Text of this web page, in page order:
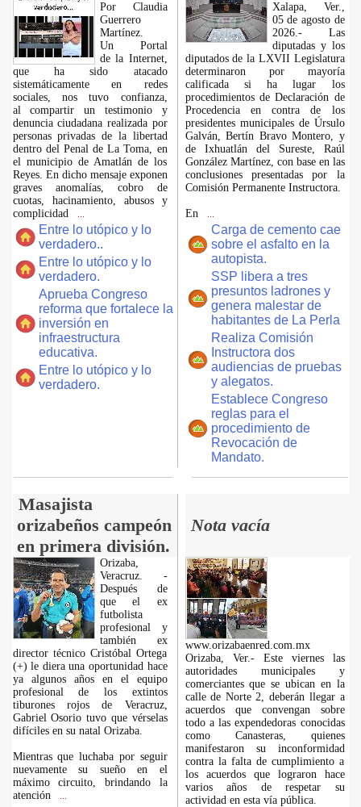
Por Claudia
Guerrero
Martínez.
​Un Portal
de la Internet,
que ha sido atacado
sistemáticamente en redes
sociales, nos tuvo confianza,
al compartir un testimonio y
denuncia ciudadana realizada por
personas privadas de la libertad
dentro del Penal de La Toma, en
el municipio de Amatlán de los
Reyes. En dicho mensaje exponen
graves anomalías, cobro de
cuotas, hacinamiento, abusos y
complicidad
Entre lo utópico y lo
verdadero..
Entre lo utópico y lo
verdadero.
Aprueba Congreso
reforma que fortalece la
inversión en
infraestructura
educativa.
Entre lo utópico y lo
verdadero.
Xalapa, Ver.,
05 de agosto de
2026.- Las
diputadas y los
diputados de la LXVII Legislatura
determinaron por mayoría
calificada si ha lugar los
procedimientos de Declaración de
Procedencia en contra de los
presidentes municipales de Úrsulo
Galván, Bertín Bravo Montero, y
de Ixhuatlán del Sureste, Raúl
González Martínez, con base en las
conclusiones presentadas por la
Comisión Permanente Instructora.
En
Carga de cemento cae
sobre el asfalto en la
autopista.
SSP libera a tres
presuntos ladrones y
genera malestar de
habitantes de La Perla
Realiza Comisión
Instructora dos
audiencias de pruebas
y alegatos.
Establece Congreso
reglas para el
procedimiento de
Revocación de
Mandato.
Masajista
orizabeños campeón
en primera división.
Nota vacía
Orizaba,
Veracruz. -
Después de
que el ex
futbolista
profesional y
también ex
director técnico Cristóbal Ortega
(+) le diera una oportunidad hace
ya algunos años en el equipo
profesional de los extintos
tiburones rojos de Veracruz,
Gabriel Osorio tuvo que vérselas
difíciles en su natal Orizaba.
Mientras que luchaba por seguir
nuevamente su sueño en el
máximo circuito, brindando la
atención
www.orizabaenred.com.mx
Orizaba, Ver.- Este viernes las
autoridades municipales y
comerciantes que se ubican en la
calle de Norte 2, deberán llegar a
acuerdos que convengan sobre
todo a las expendedoras conocidas
como Canasteras, quienes
manifestaron su inconformidad
contra la falta de cumplimiento a
los acuerdos que lograron hace
varios años de respetar su
actividad en esta vía pública.